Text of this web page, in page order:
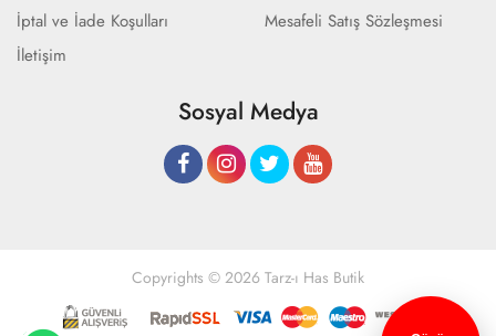
İptal ve İade Koşulları
İletişim
Mesafeli Satış Sözleşmesi
Sosyal Medya
Copyrights © 2026 Tarz-ı Has Butik